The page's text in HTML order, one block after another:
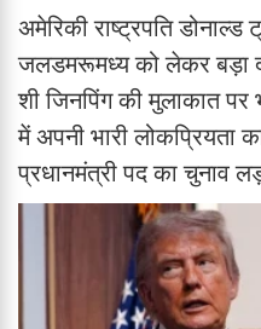
अमेरिकी राष्ट्रपति डोनाल्ड
जलडमरूमध्य को लेकर बड़ा
शी जिनपिंग की मुलाकात
में अपनी भारी लोकप्रियता
प्रधानमंत्री पद का चुनाव